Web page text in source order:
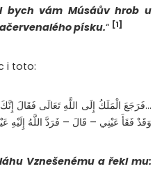
bych vám Músáův hrob u
písku.“ [1]
i toto:
…فَرَجَعَ الْمَلَكُ إِلَى اللَّهِ تَعَالَى فَقَالَ
وَقَدْ فَقَأَ عَيْنِي – قَالَ – فَرَدَّ اللَّهُ إِلَيْهِ
Vznešenému a řekl mu: